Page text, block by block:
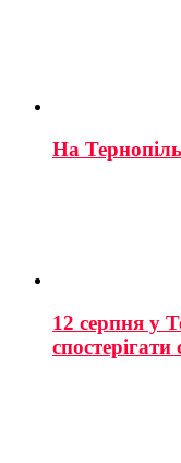
На
12 серпня у